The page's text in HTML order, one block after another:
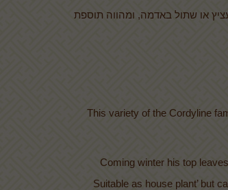
או שתול באדמה, ומהווה תוספת
This variety of the Cordyline
Coming winter his top
Suitable as house plant’ but